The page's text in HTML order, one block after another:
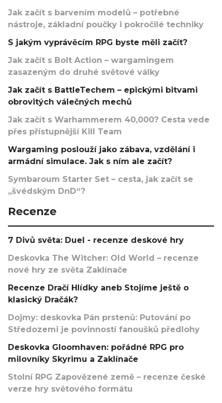
Jak začít s barvením modelů – potřebné
nástroje, základní poučky i pokročilé techniky
S jakým vyprávěcím RPG byste měli začít?
Jak začít s Bolt Action – wargamingem
zasazeným do druhé světové války
Jak začít s BattleTechem – epickými bitvami
obrovitých válečných mechů
Jak začít s Warhammerem 40,000? Cesta vede
přes přístupnější Kill Team
Wargaming poslouží jako zábava, vzdělání i
armádní simulace. Jak s ním ale začít?
Symbaroum Starter Set – cesta, jak začít se
„švédským DnD“?
Recenze
7 Divů světa: Duel - recenze deskové hry
Deskovka The Witcher: Old World – recenze
nové hry ze světa Zaklínače
Recenze Dračí Hlídky aneb Stojíme ještě o
klasický Dračák?
Dojmy: deskovka Pán prstenů: Putování po
Středozemi je povinností fanoušků předlohy
Deskovka Gloomhaven: pořádné RPG pro
milovníky Skyrimu a Zaklínače
Stolní RPG Zapovězené země – recenze české
verze hry světového formátu